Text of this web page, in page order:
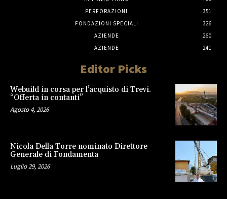
PERFORAZIONI
351
FONDAZIONI SPECIALI
326
AZIENDE
260
AZIENDE
241
Editor Picks
Webuild in corsa per l’acquisto di Trevi.
“Offerta in contanti”
Agosto 4, 2026
Nicola Della Torre nominato Direttore
Generale di Fondamenta
Luglio 29, 2026